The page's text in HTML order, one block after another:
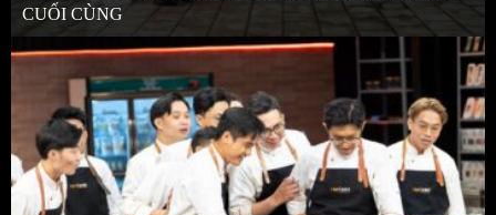
CUỐI CÙNG